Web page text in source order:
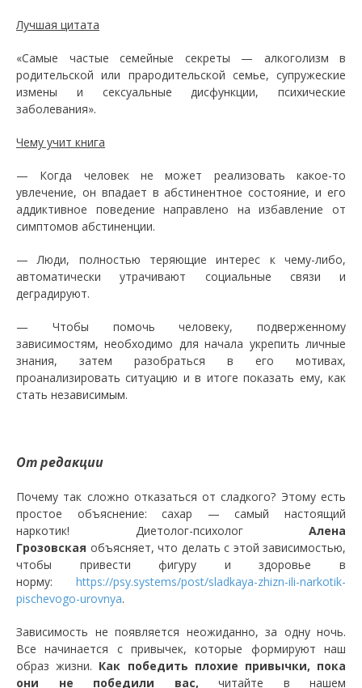
Лучшая цитата
«Самые частые семейные секреты — алкоголизм в
родительской или прародительской семье, супружеские
измены и сексуальные дисфункции, психические
заболевания».
Чему учит книга
— Когда человек не может реализовать какое-то
увлечение, он впадает в абстинентное состояние, и его
аддиктивное поведение направлено на избавление от
симптомов абстиненции.
— Люди, полностью теряющие интерес к чему-либо,
автоматически утрачивают социальные связи и
деградируют.
— Чтобы помочь человеку, подверженному
зависимостям, необходимо для начала укрепить личные
знания, затем разобраться в его мотивах,
проанализировать ситуацию и в итоге показать ему, как
стать независимым.
От редакции
Почему так сложно отказаться от сладкого? Этому есть
простое объяснение: сахар — самый настоящий
наркотик! Диетолог-психолог Алена
Грозовская объясняет, что делать с этой зависимостью,
чтобы привести фигуру и здоровье в
норму: https://psy.systems/post/sladkaya-zhizn-ili-narkotik-
pischevogo-urovnya.
Зависимость не появляется неожиданно, за одну ночь.
Все начинается с привычек, которые формируют наш
образ жизни. Как победить плохие привычки, пока
они не победили вас, читайте в нашем